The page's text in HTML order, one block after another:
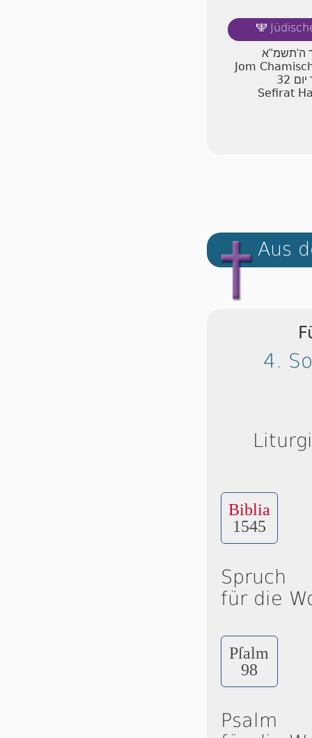
🕎
ה'תשמ"א
Jom
32
Sefirat
Aus
4.
Biblia
1545
Spruch
für die
Pſalm
98
Psalm